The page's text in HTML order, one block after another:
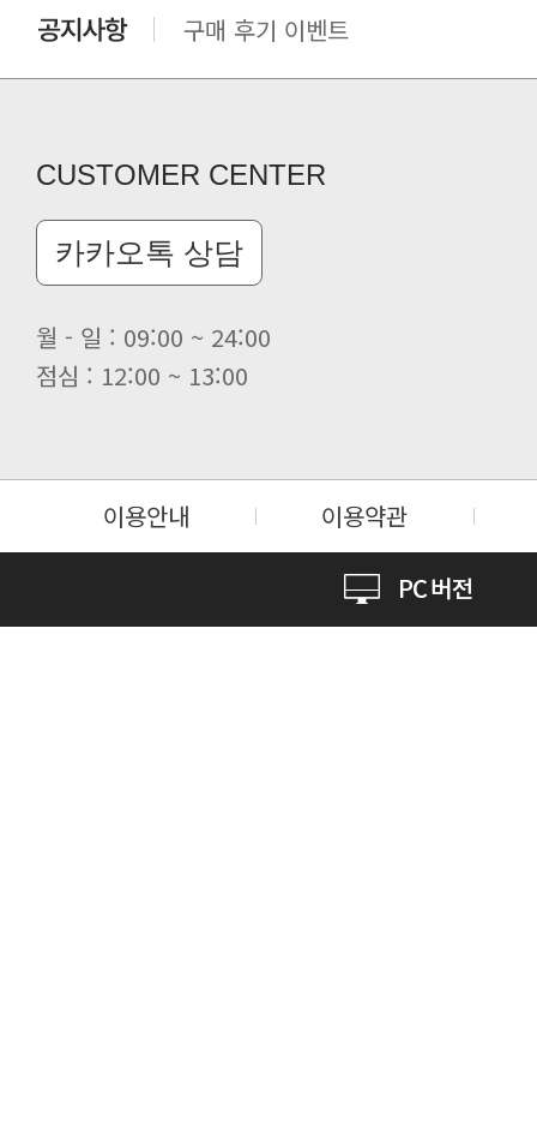
클린 공장명 변경
CUSTOMER CENTER
카카오톡 상담
월 - 일 : 09:00 ~ 24:00
점심 : 12:00 ~ 13:00
이용안내 이용약관